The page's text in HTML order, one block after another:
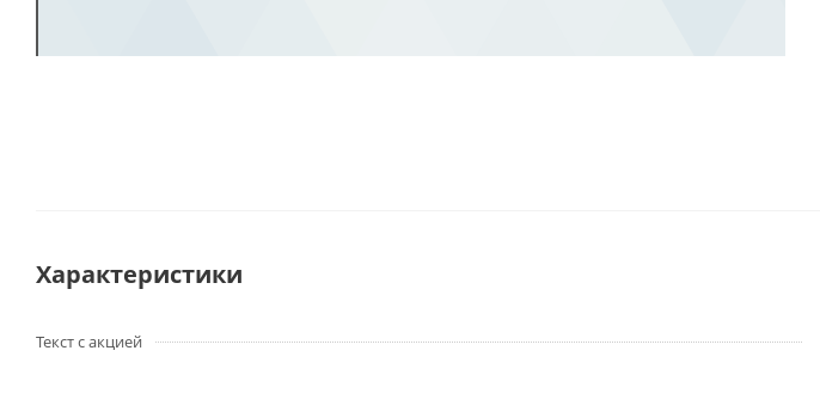
Характеристики
Текст с акцией